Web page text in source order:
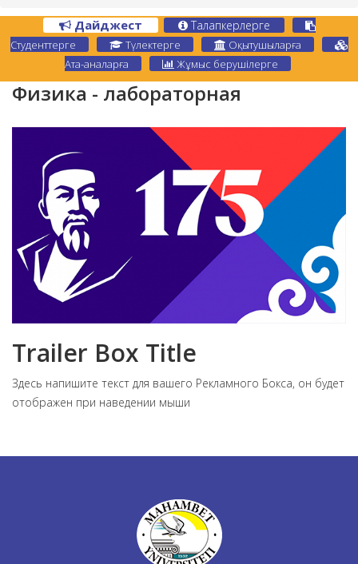
Дайджест Талапкерлерге
Студенттерге Түлектерге
Оқытушыларға
Ата-аналарға
Жұмыс берушілерге
Физика - лабораторная
Trailer Box Title
Здесь напишите текст для вашего Рекламного Бокса, он будет
отображен при наведении мыши